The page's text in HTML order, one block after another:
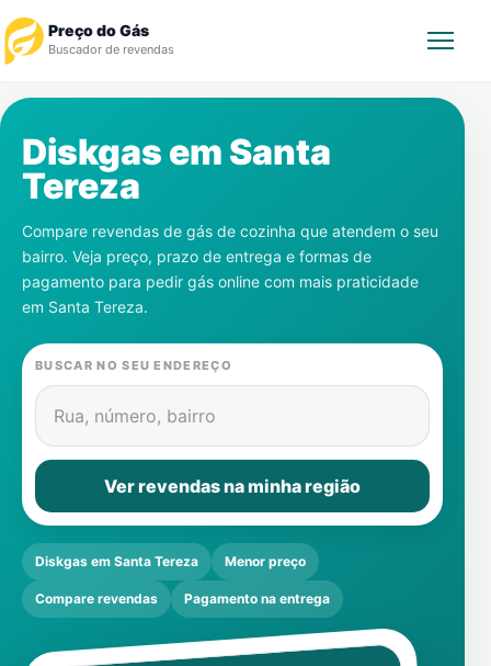
Preço do Gás
Buscador de revendas
Revendedor
Notícias
Cadastre-se
Gás
Contatos
Diskgas em Santa
Tereza
Compare revendas de gás de cozinha que atendem o seu
bairro. Veja preço, prazo de entrega e formas de
pagamento para pedir gás online com mais praticidade
em Santa Tereza.
BUSCAR NO SEU ENDEREÇO
Rua, número, bairro
Ver revendas na minha região
Diskgas em Santa Tereza Menor preço
Compare revendas Pagamento na entrega